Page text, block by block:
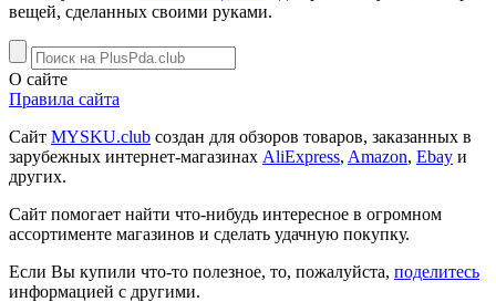
вещей, сделанных своими руками.
О сайте
Правила сайта
Сайт MYSKU.club cоздан для обзоров товаров, заказанных в
зарубежных интернет-магазинах AliExpress, Amazon, Ebay и
других.
Сайт помогает найти что-нибудь интересное в огромном
ассортименте магазинов и сделать удачную покупку.
Если Вы купили что-то полезное, то, пожалуйста, поделитесь
информацией с другими.